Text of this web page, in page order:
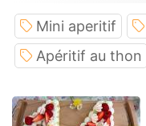
Mini aperitif
Apéritif au thon